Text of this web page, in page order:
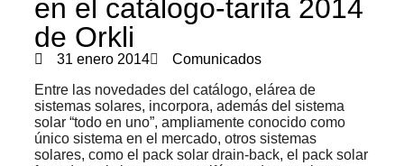
en el catálogo-tarifa 2014
de Orkli
31 enero 2014
Comunicados
Entre las novedades del catálogo, elárea de
sistemas solares, incorpora, además del sistema
solar “todo en uno”, ampliamente conocido como
único sistema en el mercado, otros sistemas
solares, como el pack solar drain-back, el pack solar